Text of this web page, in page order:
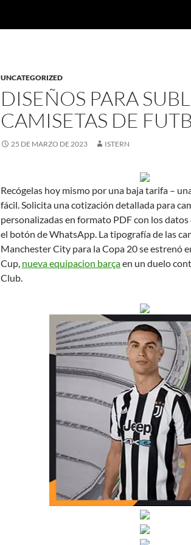
UNCATEGORIZED
DISEÑOS PARA
CAMISETAS DE
25 DE MARZO DE 2023 ISTERN
Recógelas hoy mismo por una baja tarifa –
fácil. Solicita una cotización detallada para
personalizadas en formato PDF con los datos
el botón de WhatsApp. La tipografía de las
Manchester City para la Copa 20 se estrenó
Cup, nueva equipacion barçaen un duelo
Club.